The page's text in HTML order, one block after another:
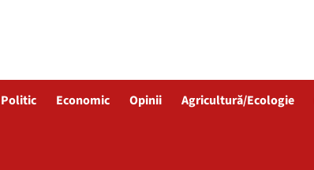
Politic Economic Opinii Agricultură/Ecologie